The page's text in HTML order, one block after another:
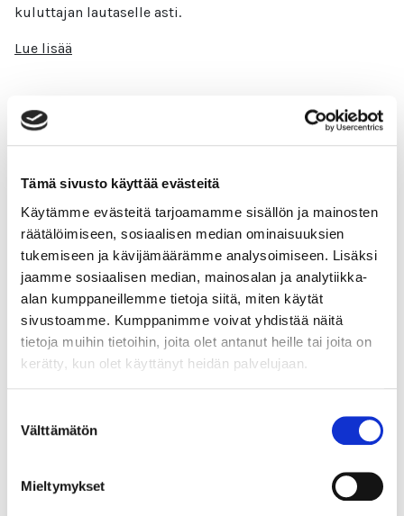
Tämä sivusto käyttää evästeitä
Käytämme evästeitä tarjoamamme sisällön ja mainosten
räätälöimiseen, sosiaalisen median ominaisuuksien
tukemiseen ja kävijämäärämme analysoimiseen. Lisäksi
jaamme sosiaalisen median, mainosalan ja analytiikka-
alan kumppaneillemme tietoja siitä, miten käytät
sivustoamme. Kumppanimme voivat yhdistää näitä
tietoja muihin tietoihin, joita olet antanut heille tai joita on
kerätty, kun olet käyttänyt heidän palvelujaan.
valinta
Välttämätön
Mieltymykset
kuluttajan lautaselle asti.
Lue lisää
Vastuullinen kiinteistönhoito Hei kiinteistönhoidon
ammattilainen! Mahtavaa, että haluat kehittää
osaamistasi ja oppia alasi vastuulliset käytännöt. Tämän
kurssin jälkeen tunnet kiinteistönhoidon ekologisia,
sosiaalisia ja taloudellisia vaikutuksia,
Lue lisää
Vastuullinen matkailu
Vastuullinen matkailuala Hei matkailun alan